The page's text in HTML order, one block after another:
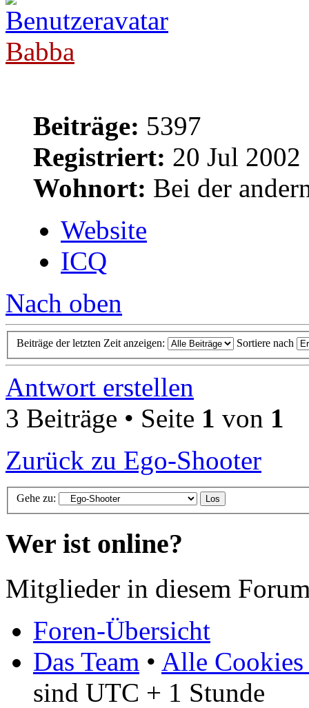
Babba
Beiträge: 5397
Registriert: 20 Jul 2002
Wohnort: Bei der
Website
ICQ
Nach oben
Beiträge der letzten Zeit anzeigen: Sortiere nach
Antwort erstellen
3 Beiträge • Seite 1 von 1
Zurück zu Ego-Shooter
Gehe zu:
Wer ist online?
Mitglieder in diesem
Foren-Übersicht
Das Team • Alle Cookies
sind UTC + 1 Stunde